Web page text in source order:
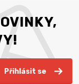
Přihlásit se